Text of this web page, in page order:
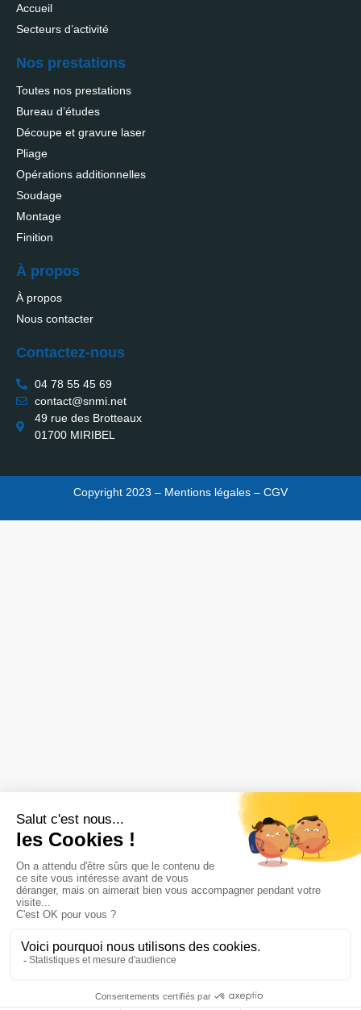
Accueil
Secteurs d’activité
Nos prestations
Toutes nos prestations
Bureau d’études
Découpe et gravure laser
Pliage
Opérations additionnelles
Soudage
Montage
Finition
À propos
À propos
Nous contacter
Contactez-nous
04 78 55 45 69
contact@snmi.net
49 rue des Brotteaux
01700 MIRIBEL
Copyright 2023 – Mentions légales – CGV